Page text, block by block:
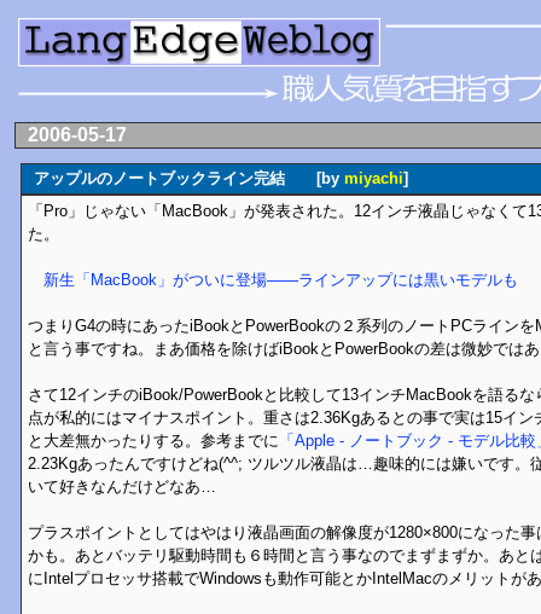
2006-05-17
アップルのノートブックライン完結 [by miyachi]
「Pro」じゃない「MacBook」が発表された。12インチ液晶じゃなくて
た。
新生「MacBook」がついに登場――ラインアップには黒いモデルも
つまりG4の時にあったiBookとPowerBookの２系列のノートPCライン
と言う事ですね。まあ価格を除けばiBookとPowerBookの差は微妙では
さて12インチのiBook/PowerBookと比較して13インチMacBookを語るな
点が私的にはマイナスポイント。重さは2.36Kgあるとの事で実は15イ
と大差無かったりする。参考までに 「Apple - ノートブック - モデル比較
2.23Kgあったんですけどね(^^; ツルツル液晶は…趣味的には嫌いです。
いて好きなんだけどなあ…
プラスポイントとしてはやはり液晶画面の解像度が1280×800になった
かも。あとバッテリ駆動時間も６時間と言う事なのでまずまずか。あと
にIntelプロセッサ搭載でWindowsも動作可能とかIntelMacのメリットが